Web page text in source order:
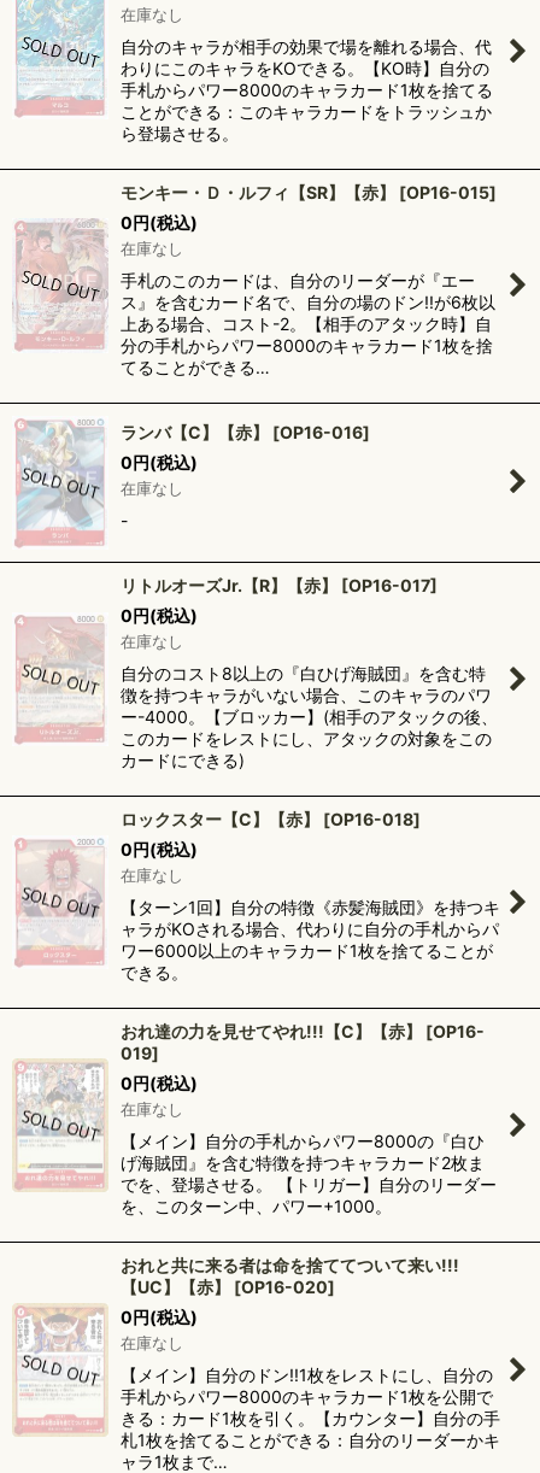
在庫なし
自分のキャラが相手の効果で場を離れる場合、代
わりにこのキャラをKOできる。【KO時】自分の
手札からパワー8000のキャラカード1枚を捨てる
ことができる：このキャラカードをトラッシュか
ら登場させる。
モンキー・Ｄ・ルフィ【SR】【赤】 [OP16-015]
0円(税込)
在庫なし
手札のこのカードは、自分のリーダーが『エー
ス』を含むカード名で、自分の場のドン!!が6枚以
上ある場合、コスト-2。【相手のアタック時】自
分の手札からパワー8000のキャラカード1枚を捨
てることができる…
ランバ【C】【赤】 [OP16-016]
0円(税込)
在庫なし
-
リトルオーズJr.【R】【赤】 [OP16-017]
0円(税込)
在庫なし
自分のコスト8以上の『白ひげ海賊団』を含む特
徴を持つキャラがいない場合、このキャラのパワ
ー-4000。【ブロッカー】(相手のアタックの後、
このカードをレストにし、アタックの対象をこの
カードにできる)
ロックスター【C】【赤】 [OP16-018]
0円(税込)
在庫なし
【ターン1回】自分の特徴《赤髪海賊団》を持つキ
ャラがKOされる場合、代わりに自分の手札からパ
ワー6000以上のキャラカード1枚を捨てることが
できる。
おれ達の力を見せてやれ!!!【C】【赤】 [OP16-
019]
0円(税込)
在庫なし
【メイン】自分の手札からパワー8000の『白ひ
げ海賊団』を含む特徴を持つキャラカード2枚ま
でを、登場させる。 【トリガー】自分のリーダー
を、このターン中、パワー+1000。
おれと共に来る者は命を捨ててついて来い!!!
【UC】【赤】
[OP16-020]
0円(税込)
在庫なし
【メイン】自分のドン!!1枚をレストにし、自分の
手札からパワー8000のキャラカード1枚を公開で
きる：カード1枚を引く。【カウンター】自分の手
札1枚を捨てることができる：自分のリーダーかキ
ャラ1枚まで…